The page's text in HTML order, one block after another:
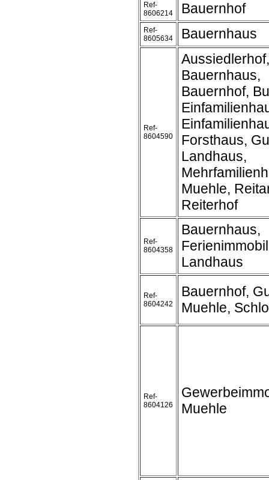
Ref-
8606214
Bauernhof
Ref-
8605634
Bauernhaus
Ref-
8604590
Aussiedlerhof,
Bauernhaus,
Bauernhof,
Forsthaus,
Landhaus,
Muehle,
Reiterhof
Ref-
8604358
Bauernhaus,
Landhaus
Ref-
8604242
Bauernhof,
Muehle,
Ref-
8604126
Muehle